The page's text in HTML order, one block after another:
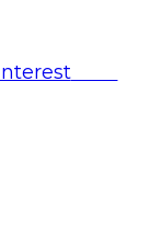
Save